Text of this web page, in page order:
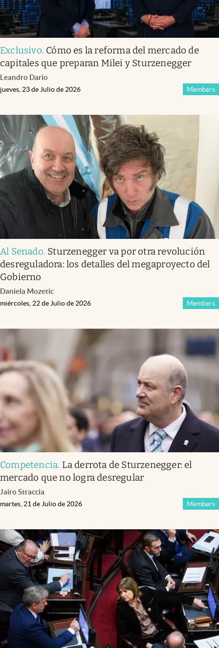
Exclusivo. Cómo es la reforma del mercado de
capitales que preparan Milei y Sturzenegger
Leandro Dario
Members
jueves, 23 de Julio de 2026
Al Senado. Sturzenegger va por otra revolución
desreguladora: los detalles del megaproyecto del
Gobierno
Daniela Mozetic
Members
miércoles, 22 de Julio de 2026
Competencia. La derrota de Sturzenegger: el
mercado que no logra desregular
Jairo Straccia
Members
martes, 21 de Julio de 2026